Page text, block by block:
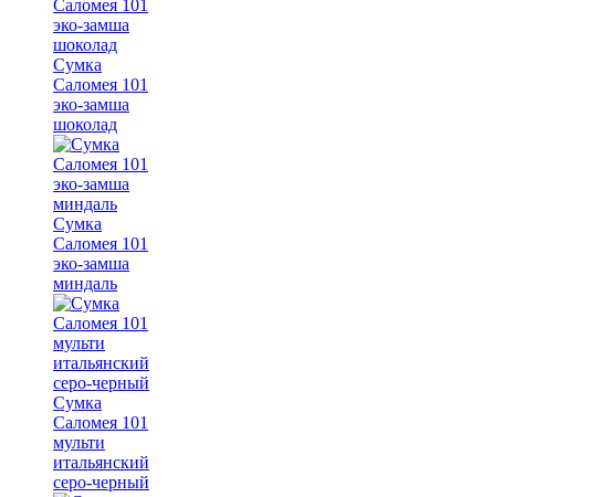
Сумка
Саломея 101
эко-замша
шоколад
Сумка
Саломея 101
эко-замша
миндаль
Сумка
Саломея 101
мульти
итальянский
серо-черный